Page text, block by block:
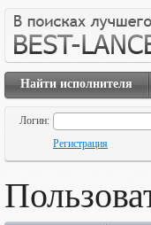
Найти исполнителя
Логин:
Регистрация